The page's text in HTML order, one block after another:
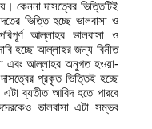
কেননা দাসত্বের ভিত্তিটিই
ভিত্তি হচ্ছে ভালবাসা ও
আল্লাহর ভালবাসা ও
হচ্ছে আল্লাহর জন্য বিনীত
এবং আল্লাহর অনুগত হওয়া-
প্রকৃত ভিত্তিই হচ্ছে
এটা ব্যতীত আবিদ হতে পারবে
ভালবাসা এটা সম্ভব